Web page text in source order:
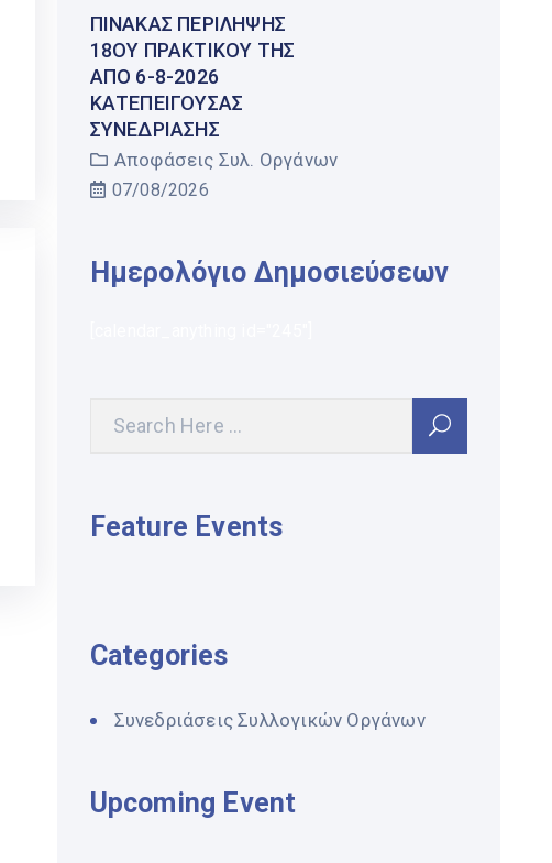
ΠΊΝΑΚΑΣ ΠΕΡΊΛΗΨΗΣ
18ΟΥ ΠΡΑΚΤΙΚΟΎ ΤΗΣ
ΑΠΌ 6-8-2026
ΚΑΤΕΠΕΊΓΟΥΣΑΣ
ΣΥΝΕΔΡΊΑΣΗΣ
Αποφάσεις Συλ. Οργάνων
07/08/2026
Ημερολόγιο Δημοσιεύσεων
Feature Events
Categories
Συνεδριάσεις Συλλογικών Οργάνων
Upcoming Event